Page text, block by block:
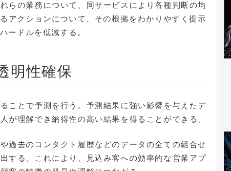
らの業務について、同サービスにより各種判断の均
アクションについて、その根拠をわかりやすく提示
ードルを低減する。
明性確保
ことで予測を行う。予測結果に強い影響を与えたデ
が理解でき納得性の高い結果を得ることができる。
過去のコンタクト履歴などのデータの全ての組合せ
する。これにより、見込み客への効率的な営業アプ